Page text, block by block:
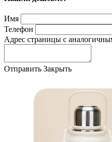
Имя
Телефон
Адрес страницы с
Отправить Закрыть